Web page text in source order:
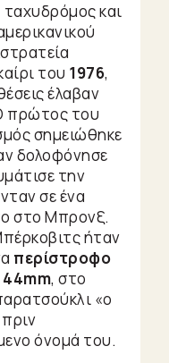
ταχυδρόμος και
του 1976,
έλαβαν
πρώτος του
σημειώθηκε
δολοφόνησε
την
σε ένα
στο Μπρονξ.
ήταν
περίστροφο
mm, στο
«ο
όνομά του.